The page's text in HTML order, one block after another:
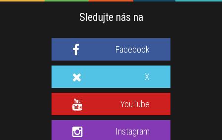
Sledujte nás na
Facebook
X
YouTube
Instagram